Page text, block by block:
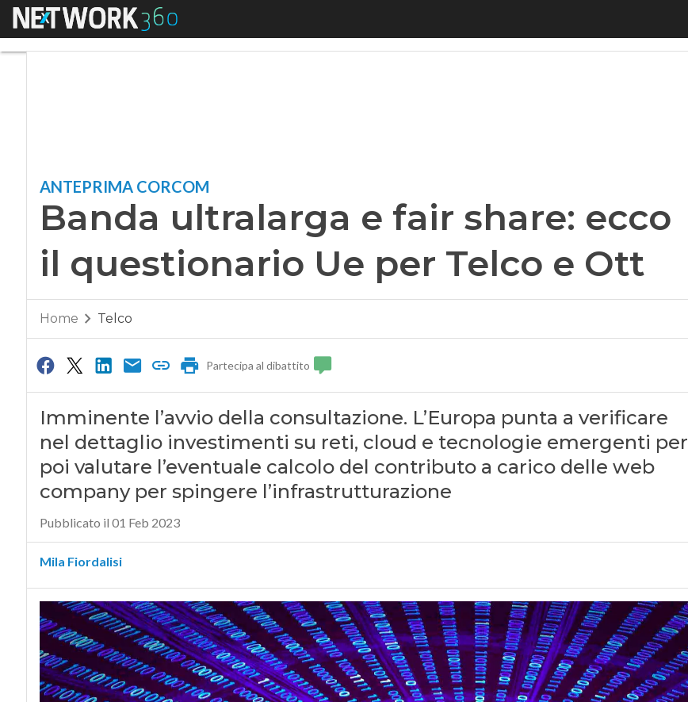
Menu
ANTEPRIMA CORCOM
Banda ultralarga e fair share: ecco
il questionario Ue per Telco e Ott
Home Telco
Partecipa al dibattito
Imminente l’avvio della consultazione. L’Europa punta a verificare
nel dettaglio investimenti su reti, cloud e tecnologie emergenti per
poi valutare l’eventuale calcolo del contributo a carico delle web
company per spingere l’infrastrutturazione
Pubblicato il 01 Feb 2023
Mila Fiordalisi